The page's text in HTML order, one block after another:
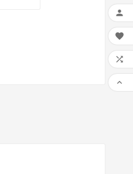



